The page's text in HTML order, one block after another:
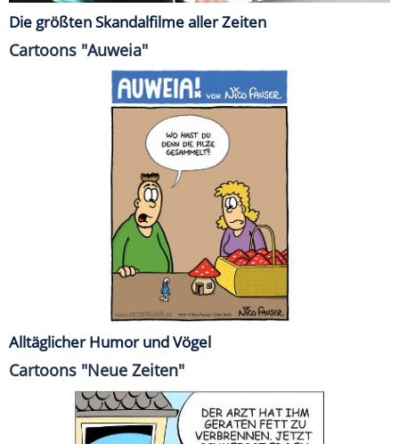
Die größten Skandalfilme aller Zeiten
Cartoons "Auweia"
Alltäglicher Humor und Vögel
Cartoons "Neue Zeiten"